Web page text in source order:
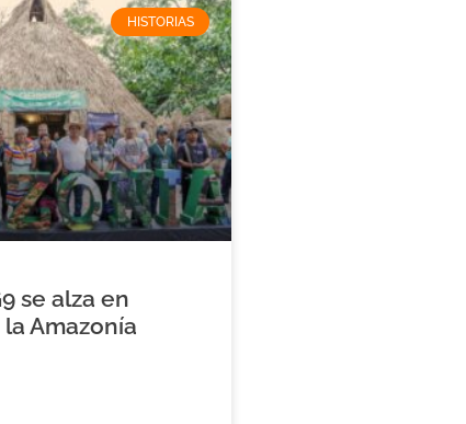
HISTORIAS
se alza en
Amazonía